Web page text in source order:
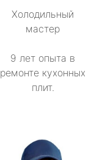
Холодильный
мастер
9 лет опыта в
ремонте кухонных
плит.